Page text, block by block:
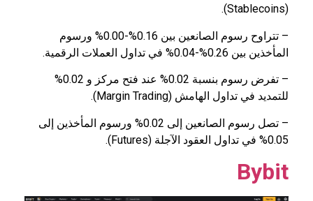
(Stablecoins).
– تتراوح رسوم الصانعين بين 0.16%-0.00% ورسوم
المأخذين بين 0.26%-0.04% في تداول العملات الرقمية.
– تفرض رسوم بنسبة 0.02% عند فتح مركز و 0.02%
للتمديد في تداول الهامش (Margin Trading).
– تصل رسوم الصانعين إلى 0.02% ورسوم المأخذين إلى
0.05% في تداول العقود الآجلة (Futures).
Bybit